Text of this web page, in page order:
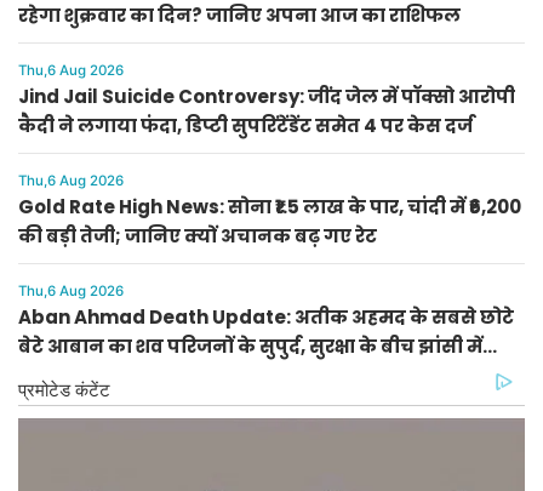
रहेगा शुक्रवार का दिन? जानिए अपना आज का राशिफल
Thu,6 Aug 2026
Jind Jail Suicide Controversy: जींद जेल में पॉक्सो आरोपी
कैदी ने लगाया फंदा, डिप्टी सुपरिंटेंडेंट समेत 4 पर केस दर्ज
Thu,6 Aug 2026
Gold Rate High News: सोना ₹1.5 लाख के पार, चांदी में ₹6,200
की बड़ी तेजी; जानिए क्यों अचानक बढ़ गए रेट
Thu,6 Aug 2026
Aban Ahmad Death Update: अतीक अहमद के सबसे छोटे
बेटे आबान का शव परिजनों के सुपुर्द, सुरक्षा के बीच झांसी में
प्रक्रिया पूरी